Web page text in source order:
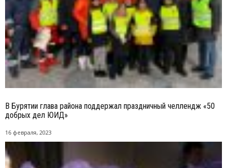
В Бурятии глава района поддержал праздничный челлендж «50
добрых дел ЮИД»
16 февраля, 2023